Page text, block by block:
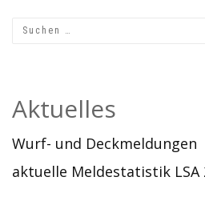
Aktuelles
Wurf- und Deckmeldungen
aktuelle Meldestatistik LSA